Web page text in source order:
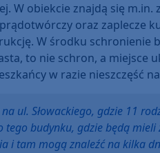
W obiekcie znajdą się
oraz zaplecze
W środku schronienie
to nie schron, a miejsce
w razie nieszczęść
ul. Słowackiego, gdzie 11
tego budynku, gdzie będą mieli
i tam mogą znaleźć na kilka